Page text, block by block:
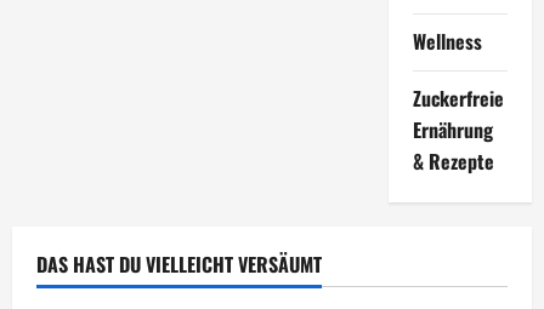
Wellness
Zuckerfreie
Ernährung
& Rezepte
DAS HAST DU VIELLEICHT VERSÄUMT
Brot & Brötchen